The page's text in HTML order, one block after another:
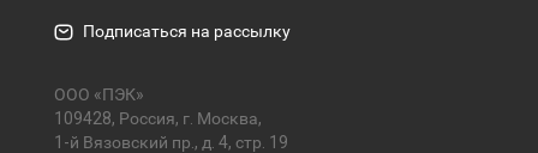
Подписаться на рассылку
ООО «ПЭК»
109428, Россия, г. Москва,
1-й Вязовский пр., д. 4, стр. 19